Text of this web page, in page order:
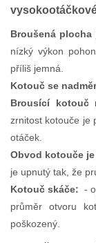
Broušená plocha
nízký výkon
příliš jemná.
Kotouč se
Brousící kotouč
zrnitost kotouče je
otáček.
Obvod kotouče
je upnutý tak, že
Kotouč skáče: -
průměr otvoru
poškozený.